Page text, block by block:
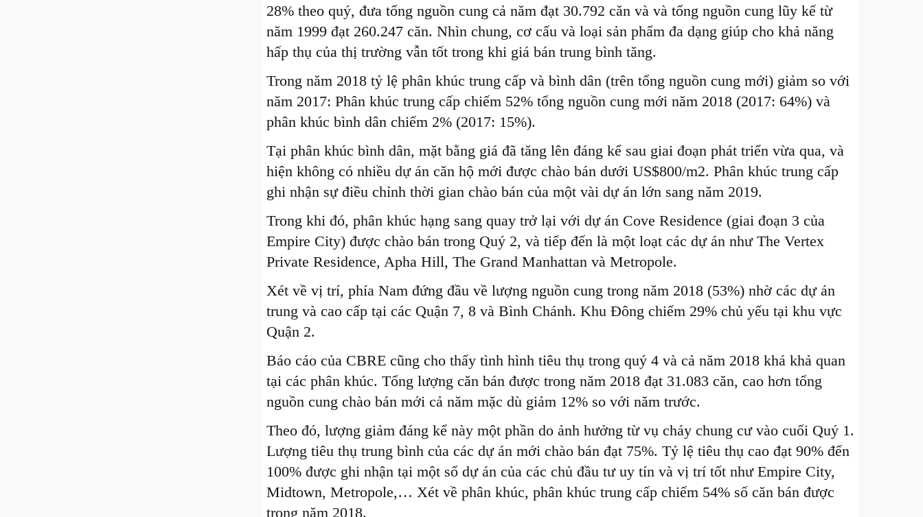
28% theo quý, đưa tổng nguồn cung cả năm đạt 30.792 căn và và tổng nguồn cung lũy kế từ
năm 1999 đạt 260.247 căn. Nhìn chung, cơ cấu và loại sản phẩm đa dạng giúp cho khả năng
hấp thụ của thị trường vẫn tốt trong khi giá bán trung bình tăng.
Trong năm 2018 tỷ lệ phân khúc trung cấp và bình dân (trên tổng nguồn cung mới) giảm so với
năm 2017: Phân khúc trung cấp chiếm 52% tổng nguồn cung mới năm 2018 (2017: 64%) và
phân khúc bình dân chiếm 2% (2017: 15%).
Tại phân khúc bình dân, mặt bằng giá đã tăng lên đáng kể sau giai đoạn phát triển vừa qua, và
hiện không có nhiều dự án căn hộ mới được chào bán dưới US$800/m2. Phân khúc trung cấp
ghi nhận sự điều chỉnh thời gian chào bán của một vài dự án lớn sang năm 2019.
Trong khi đó, phân khúc hạng sang quay trở lại với dự án Cove Residence (giai đoạn 3 của
Empire City) được chào bán trong Quý 2, và tiếp đến là một loạt các dự án như The Vertex
Private Residence, Apha Hill, The Grand Manhattan và Metropole.
Xét về vị trí, phía Nam đứng đầu về lượng nguồn cung trong năm 2018 (53%) nhờ các dự án
trung và cao cấp tại các Quận 7, 8 và Bình Chánh. Khu Đông chiếm 29% chủ yếu tại khu vực
Quận 2.
Báo cáo của CBRE cũng cho thấy tình hình tiêu thụ trong quý 4 và cả năm 2018 khá khả quan
tại các phân khúc. Tổng lượng căn bán được trong năm 2018 đạt 31.083 căn, cao hơn tổng
nguồn cung chào bán mới cả năm mặc dù giảm 12% so với năm trước.
Theo đó, lượng giảm đáng kể này một phần do ảnh hưởng từ vụ cháy chung cư vào cuối Quý 1.
Lượng tiêu thụ trung bình của các dự án mới chào bán đạt 75%. Tỷ lệ tiêu thụ cao đạt 90% đến
100% được ghi nhận tại một số dự án của các chủ đầu tư uy tín và vị trí tốt như Empire City,
Midtown, Metropole,… Xét về phân khúc, phân khúc trung cấp chiếm 54% số căn bán được
trong năm 2018.